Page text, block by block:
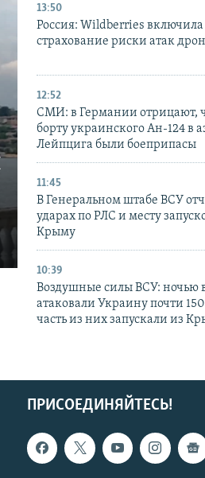
13:50
Россия: Wildberries включила
страхование риски атак
12:52
СМИ: в Германии отрицают,
борту украинского Ан-124 в
Лейпцига были боеприпасы
11:45
В Генеральном штабе ВСУ
ударах по РЛС и месту
Крыму
10:39
Воздушные силы ВСУ: ночью
атаковали Украину почти
часть из них запускали из
ПРИСОЕДИНЯЙТЕСЬ!